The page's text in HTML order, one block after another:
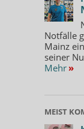
Notfälle
Mainz
seiner
Mehr »
MEIST